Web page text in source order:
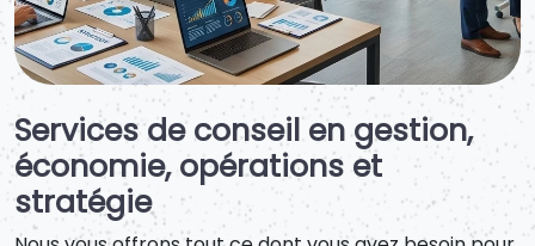
Services de conseil en gestion,
économie, opérations et
stratégie